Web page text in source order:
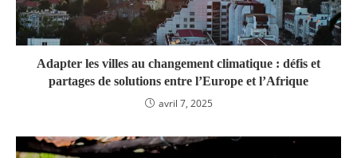
Adapter les villes au changement climatique : défis et
partages de solutions entre l’Europe et l’Afrique
avril 7, 2025